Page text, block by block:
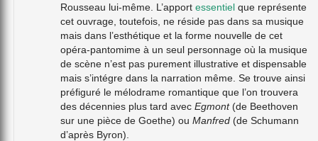
Rousseau lui-même. L’apportessentiel que représente
cet ouvrage, toutefois, ne réside pas dans sa musique
mais dans l’esthétique et la forme nouvelle de cet
opéra-pantomime à un seul personnage où la musique
de scène n’est pas purement illustrative et dispensable
mais s’intégre dans la narration même. Se trouve ainsi
préfiguré le mélodrame romantique que l’on trouvera
des décennies plus tard avecEgmont(de Beethoven
sur une pièce de Goethe) ouManfred (de Schumann
d’après Byron).